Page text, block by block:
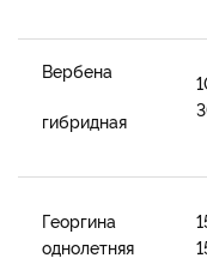
Вербена
гибридная
Георгина
однолетняя